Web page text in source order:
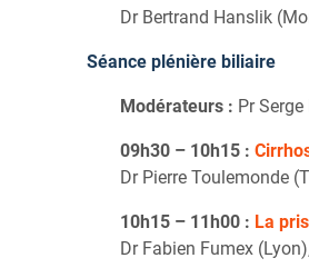
Dr Bertrand Hanslik
Séance plénière biliaire
Modérateurs : Pr
09h30 – 10h15 :
Dr Pierre Toulemonde
10h15 – 11h00 : La
Dr Fabien Fumex